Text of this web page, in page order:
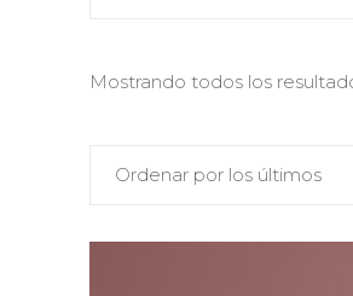
Mostrando todos los
Ordenar por los últimos